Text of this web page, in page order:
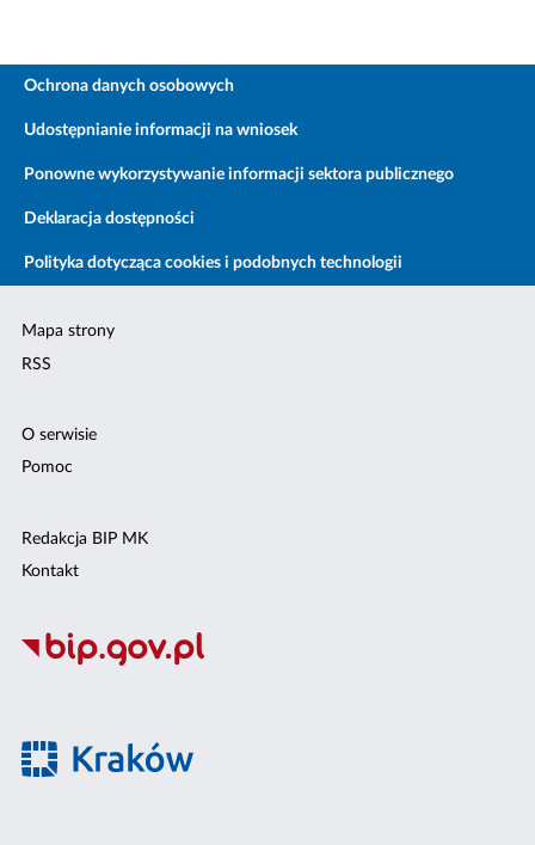
Ochrona danych osobowych
Udostępnianie informacji na wniosek
Ponowne wykorzystywanie informacji sektora publicznego
Deklaracja dostępności
Polityka dotycząca cookies i podobnych technologii
Mapa strony
RSS
O serwisie
Pomoc
Redakcja BIP MK
Kontakt